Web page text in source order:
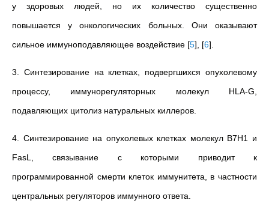
у здоровых людей, но их количество существенно
повышается у онкологических больных. Они оказывают
сильное иммуноподавляющее воздействие [5] [6]
3. Синтезирование на клетках, подвергшихся опухолевому
процессу, иммунорегуляторных молекул HLA-G,
подавляющих цитолиз натуральных киллеров.
4. Синтезирование на опухолевых клетках молекул B7H1 и
FasL, связывание с которыми приводит к
программированной смерти клеток иммунитета, в частности
центральных регуляторов иммунного ответа.